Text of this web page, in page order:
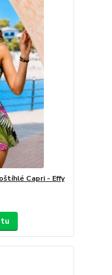
Capri - Effy